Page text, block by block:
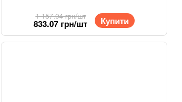
1 157.04 грн/шт
833.07 грн/шт Купити